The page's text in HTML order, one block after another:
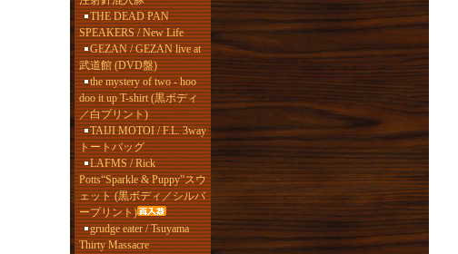
THE DEAD PAN
SPEAKERS / New Life
GEZAN / GEZAN live at
武道館 (DVD盤)
the mystery of two - hoo
doo it up T-shirt (黒ボディ
／白プリント)
TAIJI MOTOI / F.L. 3way
トートバッグ
LAFMS / Rick
Potts“Sparkle & Puppy”スウ
ェット (黒ボディ／シルバ
ープリント)
grudge eater / Tsuyama
Thirty Massacre